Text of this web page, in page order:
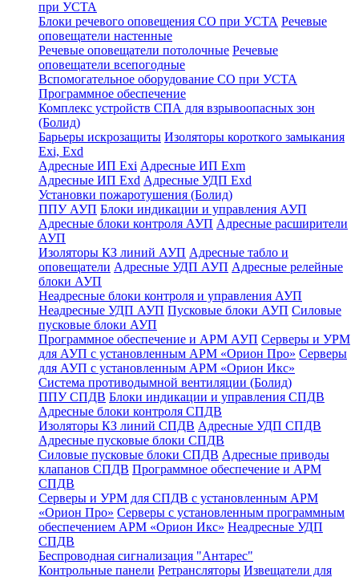
при УСТА
Блоки речевого оповещения СО при УСТА Речевые
оповещатели настенные
Речевые оповещатели потолочные Речевые
оповещатели всепогодные
Вспомогательное оборудование СО при УСТА
Программное обеспечение
Комплекс устройств СПА для взрывоопасных зон
(Болид)
Барьеры искрозащиты Изоляторы короткого замыкания
Exi, Exd
Адресные ИП Exi Адресные ИП Exm
Адресные ИП Exd Адресные УДП Exd
Установки пожаротушения (Болид)
ППУ АУП Блоки индикации и управления АУП
Адресные блоки контроля АУП Адресные расширители
АУП
Изоляторы КЗ линий АУП Адресные табло и
оповещатели Адресные УДП АУП Адресные релейные
блоки АУП
Неадресные блоки контроля и управления АУП
Неадресные УДП АУП Пусковые блоки АУП Силовые
пусковые блоки АУП
Программное обеспечение и АРМ АУП Серверы и УРМ
для АУП с установленным АРМ «Орион Про» Серверы
для АУП с установленным АРМ «Орион Икс»
Система противодымной вентиляции (Болид)
ППУ СПДВ Блоки индикации и управления СПДВ
Адресные блоки контроля СПДВ
Изоляторы КЗ линий СПДВ Адресные УДП СПДВ
Адресные пусковые блоки СПДВ
Силовые пусковые блоки СПДВ Адресные приводы
клапанов СПДВ Программное обеспечение и АРМ
СПДВ
Серверы и УРМ для СПДВ с установленным АРМ
«Орион Про» Серверы с установленным программным
обеспечением АРМ «Орион Икс» Неадресные УДП
СПДВ
Беспроводная сигнализация "Антарес"
Контрольные панели Ретрансляторы Извещатели для